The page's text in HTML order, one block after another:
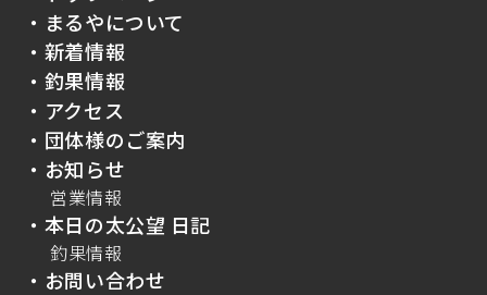
・まるやについて
・新着情報
・釣果情報
・アクセス
・団体様のご案内
・お知らせ
営業情報
・本日の太公望 日記
釣果情報
・お問い合わせ